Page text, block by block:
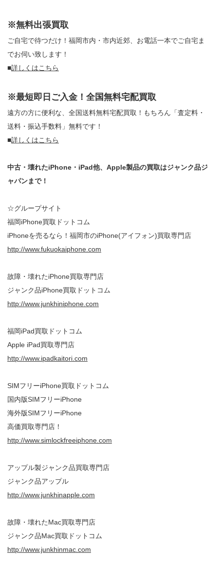
※無料出張買取
ご自宅で待つだけ！福岡市内・市内近郊、お電話一本でご自宅ま
でお伺い致します！
■詳しくはこちら
※最短即日ご入金！全国無料宅配買取
遠方の方に便利な、全国送料無料宅配買取！もちろん「査定料・
送料・振込手数料」無料です！
■詳しくはこちら
中古・壊れたiPhone・iPad他、Apple製品の買取はジャンク品ジ
ャパンまで！
☆グループサイト
福岡iPhone買取ドットコム
iPhoneを売るなら！福岡市のiPhone(アイフォン)買取専門店
http://www.fukuokaiphone.com
故障・壊れたiPhone買取専門店
ジャンク品iPhone買取ドットコム
http://www.junkhiniphone.com
福岡iPad買取ドットコム
Apple iPad買取専門店
http://www.ipadkaitori.com
SIMフリーiPhone買取ドットコム
国内版SIMフリーiPhone
海外版SIMフリーiPhone
高価買取専門店！
http://www.simlockfreeiphone.com
アップル製ジャンク品買取専門店
ジャンク品アップル
http://www.junkhinapple.com
故障・壊れたMac買取専門店
ジャンク品Mac買取ドットコム
http://www.junkhinmac.com